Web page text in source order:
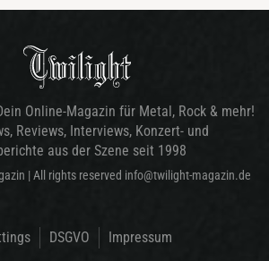
Online-Magazin für Metal, Rock & mehr!
Reviews, Interviews, Konzert- und
aus der Szene seit 1998
| All rights reserved info@twilight-magazin.de
DSGVO Impressum